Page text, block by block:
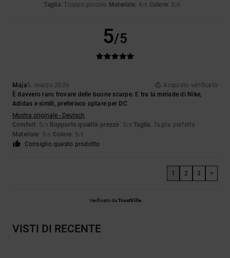
Taglia: Troppo piccolo Materiale: 4/5 Colore: 3 /5
5/5
Maja5. marzo 2026
Acquisto verificato
È davvero raro trovare delle buone scarpe. E tra la miriade di Nike,
Adidas e simili, preferisco optare per DC
Mostra originale - Deutsch
Comfort: 5/5 Rapporto qualità-prezzo : 5/5 Taglia: Taglia perfetta
Materiale: 5/5 Colore: 5/5
Consiglio questo prodotto
1 2 3 >
Verificato daTrustVille
VISTI DI RECENTE